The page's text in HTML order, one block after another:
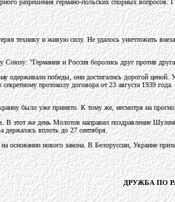
разрешения германо-польских спорных
технику и живую силу. Не удалось
"Германия и Россия боролись друг против
одерживали победы, они достигались дорогой
протоколу договора от 23 августа 1939
было уже принято. К тому же, несмотря на
этот же день Молотов направил поздравление
держалась вплоть до 27 сентября.
нового закона. В Белоруссии, Украине
ДРУЖБА ПО